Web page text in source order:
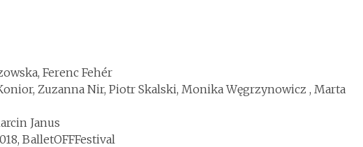
Ferenc Fehér
Zuzanna Nir, Piotr Skalski, Monika Węgrzynowicz , Marta
Janus
BalletOFFFestival